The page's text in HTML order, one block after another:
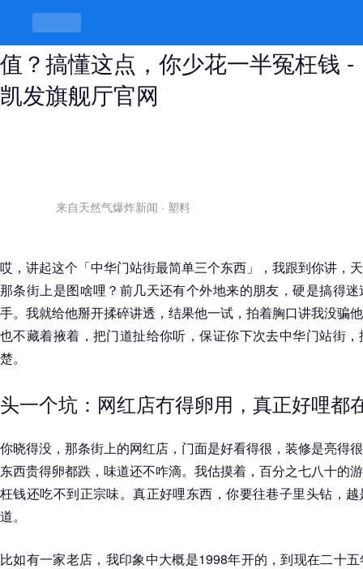
中华门站街最简单三个东西到底值不
值？搞懂这点，你少花一半冤枉钱 -
凯发旗舰厅官网
来自天然气爆炸新闻 · 塑料
哎，讲起这个「中华门站街最简单三个东西」，我跟到你讲，
那条街上是图啥哩？前几天还有个外地来的朋友，硬是搞得
手。我就给他掰开揉碎讲透，结果他一试，拍着胸口讲我没骗
也不藏着掖着，把门道扯给你听，保证你下次去中华门站街
楚。
头一个坑：网红店冇得卵用，真正好哩都
你晓得没，那条街上的网红店，门面是好看得很，装修是亮得
东西贵得卵都跌，味道还不咋滴。我估摸着，百分之七八十的
枉钱还吃不到正宗味。真正好哩东西，你要往巷子里头钻，
道。
比如有一家老店，我印象中大概是1998年开的，到现在二十